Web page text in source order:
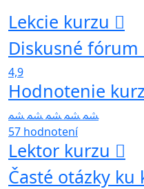
Lekcie kurzu
Diskusné fórum
4,9
Hodnotenie
57 hodnotení
Lektor kurzu
Časté otázky ku